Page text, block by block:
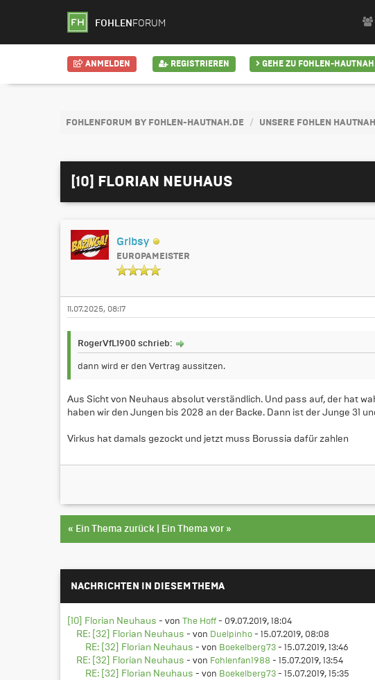
FOHLEN FORUM
ANMELDEN REGISTRIEREN GEHE ZU FOHLEN-
FOHLENFORUM BY FOHLEN-HAUTNAH.DE UNSERE FOHLEN HAUTNAH
[10] FLORIAN NEUHAUS
Gribsy
EUROPAMEISTER
11.07.2025, 08:17
RogerVfL1900 schrieb:
dann wird er den Vertrag aussitzen.
Aus Sicht von Neuhaus absolut verständlich. Und pass auf, der hat
haben wir den Jungen bis 2028 an der Backe. Dann ist der Junge 31
Virkus hat damals gezockt und jetzt muss Borussia dafür zahlen
« Ein Thema zurück Ein Thema vor »
NACHRICHTEN IN DIESEM THEMA
[10] Florian Neuhaus - von The Hoff - 09.07.2019, 18:04
RE: [32] Florian Neuhaus - von Duelpinho - 15.07.2019, 08:08
RE: [32] Florian Neuhaus - von Boekelberg73 - 15.07.2019, 13:46
RE: [32] Florian Neuhaus - von Fohlenfan1988 - 15.07.2019, 13:54
RE: [32] Florian Neuhaus - von Boekelberg73 - 15.07.2019, 15:35